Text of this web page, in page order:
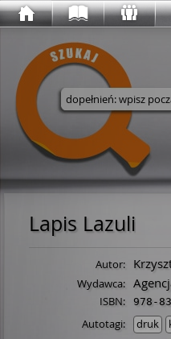
Wyszukaj w
Lapis Lazuli
Autor:
Wydawca:
ISBN: 978-
Autotagi: druk